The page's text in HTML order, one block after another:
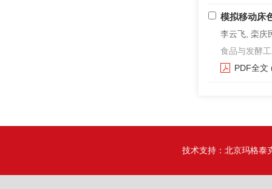
模拟移动床
李云飞, 栾庆
食品与发酵
PDF全文
技术支持： 北京玛格泰